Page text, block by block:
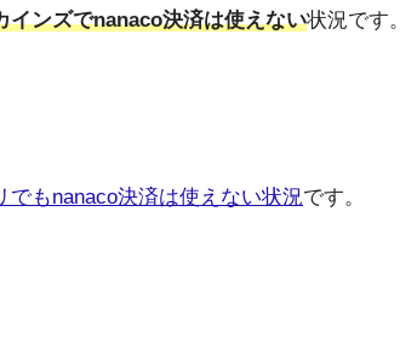
インズでnanaco決済は使えない状況です。
でもnanaco決済は使えない状況です。